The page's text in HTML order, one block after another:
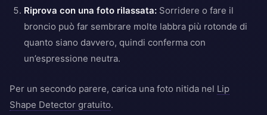
Riprova con una foto rilassata: Sorridere o fare il
broncio può far sembrare molte labbra più rotonde di
quanto siano davvero, quindi conferma con
un’espressione neutra.
Per un secondo parere, carica una foto nitida nel Lip
Shape Detector gratuito.